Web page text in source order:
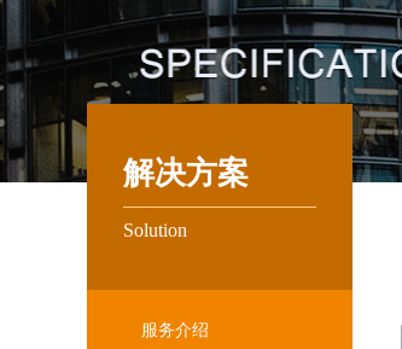
解决方案
Solution
服务介绍